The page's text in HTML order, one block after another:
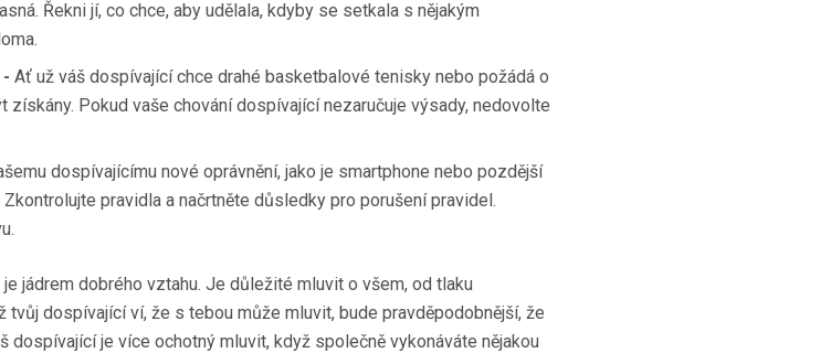
Řekni jí, co chce, aby udělala, kdyby se setkala s nějakým
- Ať už váš dospívající chce drahé basketbalové tenisky nebo požádá o
Pokud vaše chování dospívající nezaručuje výsady, nedovolte
dospívajícímu nové oprávnění, jako je smartphone nebo pozdější
pravidla a načrtněte důsledky pro porušení pravidel.
jádrem dobrého vztahu. Je důležité mluvit o všem, od tlaku
dospívající ví, že s tebou může mluvit, bude pravděpodobnější, že
dospívající je více ochotný mluvit, když společně vykonáváte nějakou